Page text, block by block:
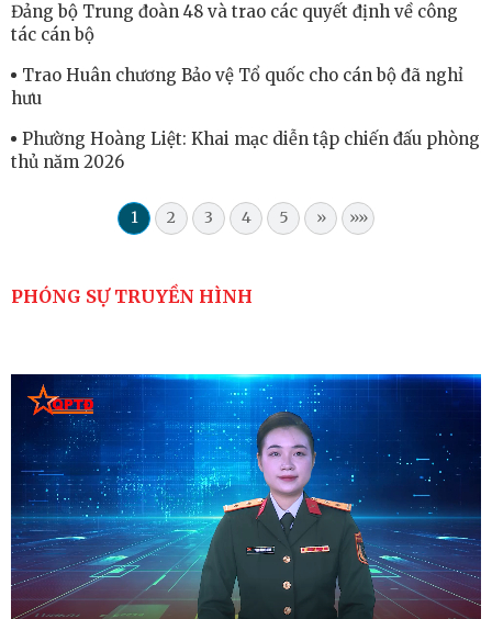
Đảng bộ Trung đoàn 48 và trao các quyết định về công
tác cán bộ
Trao Huân chương Bảo vệ Tổ quốc cho cán bộ đã nghỉ
hưu
Phường Hoàng Liệt: Khai mạc diễn tập chiến đấu phòng
thủ năm 2026
1 2 3 4 5 » »»
PHÓNG SỰ TRUYỀN HÌNH